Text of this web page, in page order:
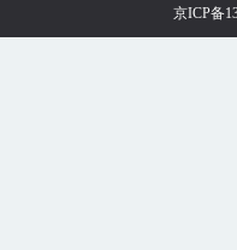
京ICP备